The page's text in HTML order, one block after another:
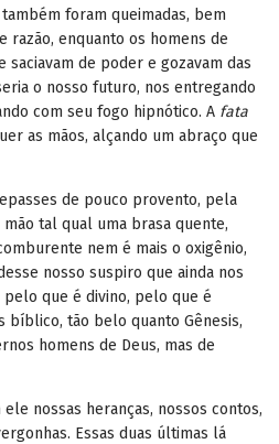
foram queimadas, bem
razão, enquanto os homens de
saciavam de poder e gozavam das
o nosso futuro, nos entregando
com seu fogo hipnótico. A fata
as mãos, alçando um abraço que
de pouco provento, pela
tal qual uma brasa quente,
nem é mais o oxigênio,
nosso suspiro que ainda nos
que é divino, pelo que é
bíblico, tão belo quanto Gênesis,
homens de Deus, mas de
nossas heranças, nossos contos,
Essas duas últimas lá